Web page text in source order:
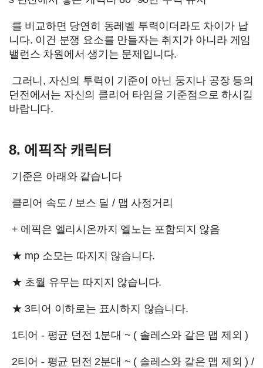
를 비교하면 당연히 동레벨 투력이더라도 차이가 납
니다. 이건 분쟁 요소를 만들자는 취지가 아니라 게임
밸런스 차원에서 생기는 문제입니다.
그러니, 자신의 투력이 기준이 아닌 둥지나 공장 등의
던전에서는 자신의 클리어 타임을 기준점으로 하시길
바랍니다.
8. 에픽작 캐릭터
기준은 아래와 같습니다
클리어 속도 / 보스 딜 / 맵 사정거리
+ 에픽은 엘리시온까지 엘노는 포함되지 않음
★ mp 소모는 따지지 않습니다.
★ 초월 유무는 따지지 않습니다.
★ 3티어 이하로는 표시하지 않습니다.
1티어 - 평균 던전 1분대 ~ ( 솔레스와 같은 맵 제외 )
2티어 - 평균 던전 2분대 ~ ( 솔레스와 같은 맵 제외 ) /